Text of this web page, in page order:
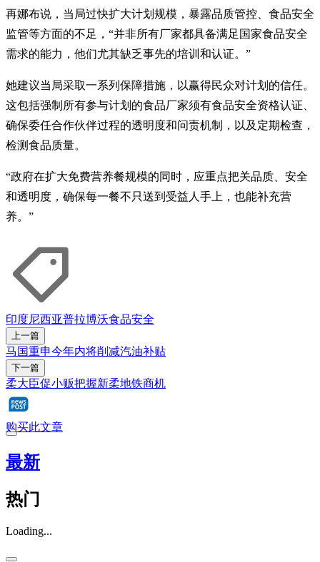
再娜布说，当局过快扩大计划规模，暴露品质管控、食品安全
监管等方面的不足，“并非所有厂家都具备满足国家食品安全
需求的能力，他们尤其缺乏事先的培训和认证。”
她建议当局采取一系列保障措施，以赢得民众对计划的信任。
这包括强制所有参与计划的食品厂家须有食品安全资格认证、
确保委任合作伙伴过程的透明度和问责机制，以及定期检查，
检测食品质量。
“政府在扩大免费营养餐规模的同时，应重点把关品质、安全
和透明度，确保每一餐不只送到受益人手上，也能补充营
养。”
印度尼西亚普拉博沃食品安全
上一篇
马国重申今年内将削减汽油补贴
下一篇
柔大臣促小贩把握新柔地铁商机
购买此文章
最新
热门
Loading...